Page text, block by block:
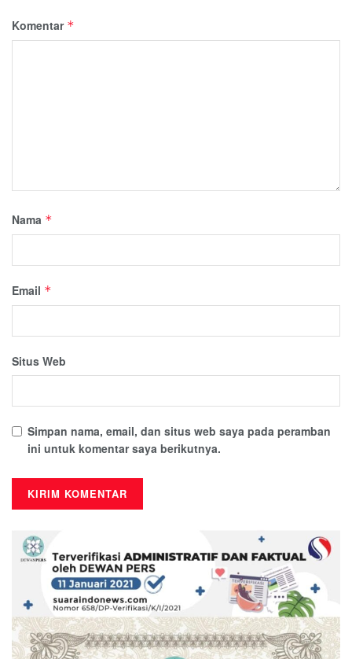
Komentar *
Nama *
Email *
Situs Web
Simpan nama, email, dan situs web saya pada peramban
ini untuk komentar saya berikutnya.